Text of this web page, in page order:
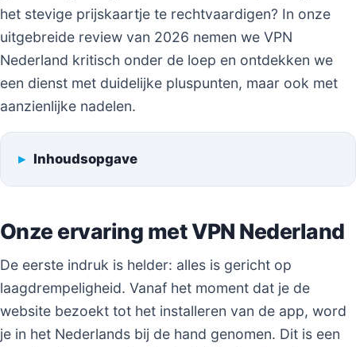
het stevige prijskaartje te rechtvaardigen? In onze
uitgebreide review van 2026 nemen we VPN
Nederland kritisch onder de loep en ontdekken we
een dienst met duidelijke pluspunten, maar ook met
aanzienlijke nadelen.
Inhoudsopgave
Onze ervaring met VPN Nederland
De eerste indruk is helder: alles is gericht op
laagdrempeligheid. Vanaf het moment dat je de
website bezoekt tot het installeren van de app, word
je in het Nederlands bij de hand genomen. Dit is een